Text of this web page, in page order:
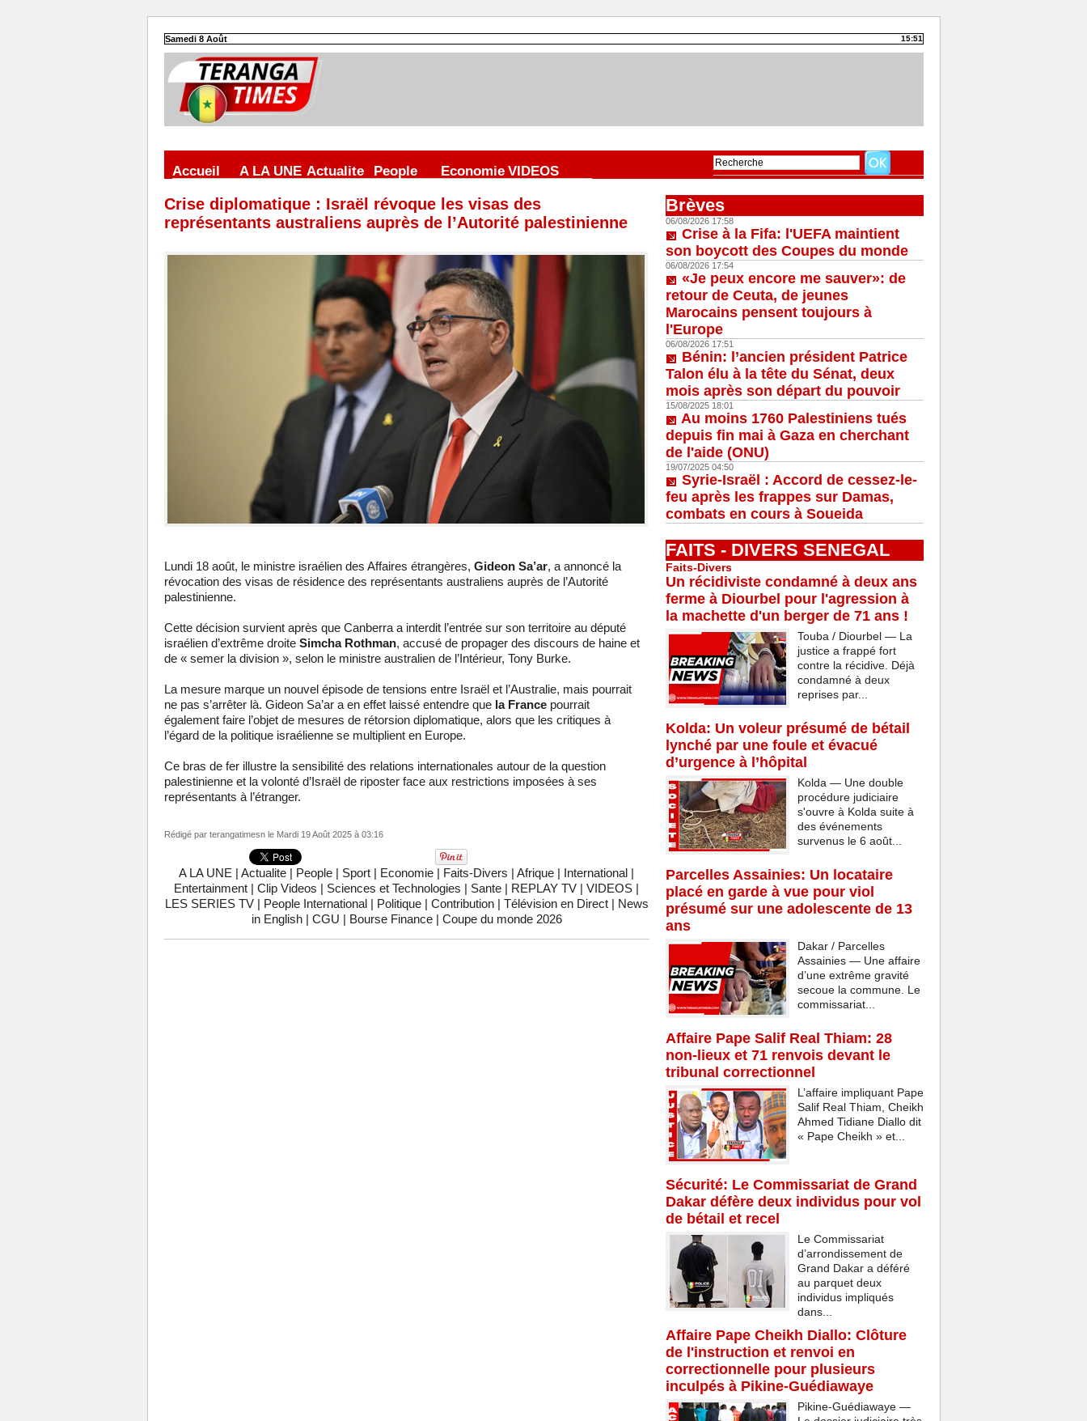
Samedi 8 Août 15:51
Accueil A LA UNE Actualite People Economie VIDEOS
Crise diplomatique : Israël révoque les visas des
représentants australiens auprès de l’Autorité palestinienne
Lundi 18 août, le ministre israélien des Affaires étrangères, Gideon Sa’ar, a annoncé la
révocation des visas de résidence des représentants australiens auprès de l’Autorité
palestinienne.
Cette décision survient après que Canberra a interdit l’entrée sur son territoire au député
israélien d’extrême droite Simcha Rothman, accusé de propager des discours de haine et
de « semer la division », selon le ministre australien de l’Intérieur, Tony Burke.
La mesure marque un nouvel épisode de tensions entre Israël et l’Australie, mais pourrait
ne pas s’arrêter là. Gideon Sa’ar a en effet laissé entendre que la Francepourrait
également faire l’objet de mesures de rétorsion diplomatique, alors que les critiques à
l’égard de la politique israélienne se multiplient en Europe.
Ce bras de fer illustre la sensibilité des relations internationales autour de la question
palestinienne et la volonté d’Israël de riposter face aux restrictions imposées à ses
représentants à l’étranger.
Rédigé par terangatimesnle Mardi 19 Août 2025 à 03:16
A LA UNE | Actualite | People | Sport | Economie | Faits-Divers | Afrique | International |
Entertainment | Clip Videos | Sciences et Technologies | Sante | REPLAY TV | VIDEOS |
LES SERIES TV | People International | Politique | Contribution | Télévision en Direct | News
in English | CGU | Bourse Finance | Coupe du monde 2026
Brèves
06/08/2026 17:58
Crise à la Fifa: l'UEFA maintient
son boycott des Coupes du monde
06/08/2026 17:54
«Je peux encore me sauver»: de
retour de Ceuta, de jeunes
Marocains pensent toujours à
l'Europe
06/08/2026 17:51
Bénin: l’ancien président Patrice
Talon élu à la tête du Sénat, deux
mois après son départ du pouvoir
15/08/2025 18:01
Au moins 1760 Palestiniens tués
depuis fin mai à Gaza en cherchant
de l'aide (ONU)
19/07/2025 04:50
Syrie-Israël : Accord de cessez-le-
feu après les frappes sur Damas,
combats en cours à Soueida
FAITS - DIVERS SENEGAL
Faits-Divers
Un récidiviste condamné à deux ans
ferme à Diourbel pour l'agression à
la machette d'un berger de 71 ans !
Touba / Diourbel — La
justice a frappé fort
contre la récidive. Déjà
condamné à deux
reprises par...
Kolda: Un voleur présumé de bétail
lynché par une foule et évacué
d’urgence à l’hôpital
Kolda — Une double
procédure judiciaire
s'ouvre à Kolda suite à
des événements
survenus le 6 août...
Parcelles Assainies: Un locataire
placé en garde à vue pour viol
présumé sur une adolescente de 13
ans
Dakar / Parcelles
Assainies — Une affaire
d’une extrême gravité
secoue la commune. Le
commissariat...
Affaire Pape Salif Real Thiam: 28
non-lieux et 71 renvois devant le
tribunal correctionnel
L’affaire impliquant Pape
Salif Real Thiam, Cheikh
Ahmed Tidiane Diallo dit
« Pape Cheikh » et...
Sécurité: Le Commissariat de Grand
Dakar défère deux individus pour vol
de bétail et recel
Le Commissariat
d’arrondissement de
Grand Dakar a déféré
au parquet deux
individus impliqués
dans...
Affaire Pape Cheikh Diallo: Clôture
de l'instruction et renvoi en
correctionnelle pour plusieurs
inculpés à Pikine-Guédiawaye
Pikine-Guédiawaye —